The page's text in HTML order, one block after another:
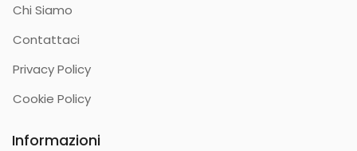
Chi Siamo
Contattaci
Privacy Policy
Cookie Policy
Informazioni